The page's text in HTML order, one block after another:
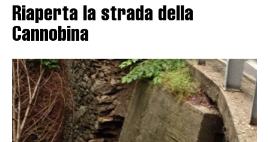
Riaperta la strada della
Cannobina